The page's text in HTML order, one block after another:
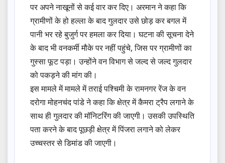
पर अपने नाखूनों से कई वार कर दिए। अरमान ने कहा कि
ग्रामीणों के हो हल्ला के बाद गुलदार उसे छोड़ कर बगल में
पानी भर रहे बुजुर्ग पर हमला कर दिया। घटना की सूचना देने
के बाद भी वनकर्मी मौके पर नहीं पहुंचे, जिस पर ग्रामीणों का
गुस्सा फूट पड़ा। उन्होंने वन विभाग से जल्द से जल्द गुलदार
को पकड़ने की मांग की।
इस मामले में मामले में तराई पश्चिमी के रामनगर रेंज के वन
दरोगा मोहनचंद पांडे ने कहा कि क्षेत्र में कैमरा ट्रैप लगाने के
साथ ही गुलदार की मॉनिटरिंग की जाएगी। उसकी उपस्थिति
पता करने के बाद पूछड़ी क्षेत्र में पिंजरा लगाने को लेकर
उच्चस्तर से डिमांड की जाएगी।